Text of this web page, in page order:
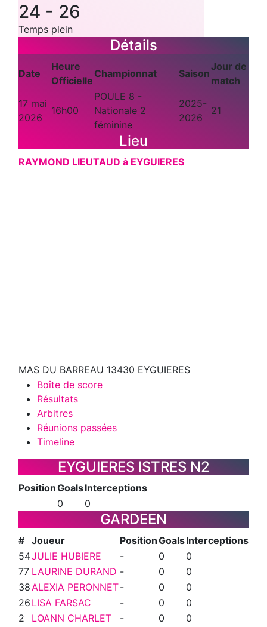
24 - 26
Temps plein
Détails
Date
Heure
Officielle
Championnat Saison
Jour de
match
17 mai
2026
16h00
POULE 8 -
Nationale 2
féminine
2025-
2026
21
Lieu
RAYMOND LIEUTAUD à EYGUIERES
MAS DU BARREAU 13430 EYGUIERES
Boîte de score
Résultats
Arbitres
Réunions passées
Timeline
EYGUIERES ISTRES N2
PositionGoalsInterceptions
0
0
GARDEEN
# Joueur PositionGoalsInterceptions
54JULIE HUBIERE - 0
0
77 LAURINE DURAND - 0
0
38ALEXIA PERONNET- 0
0
26 LISA FARSAC - 0
0
2
LOANN CHARLET - 0
0